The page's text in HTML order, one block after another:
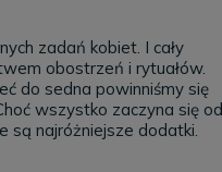
zadań kobiet. I cały
obostrzeń i rytuałów.
do sedna powinniśmy się
wszystko zaczyna się od
są najróżniejsze dodatki.